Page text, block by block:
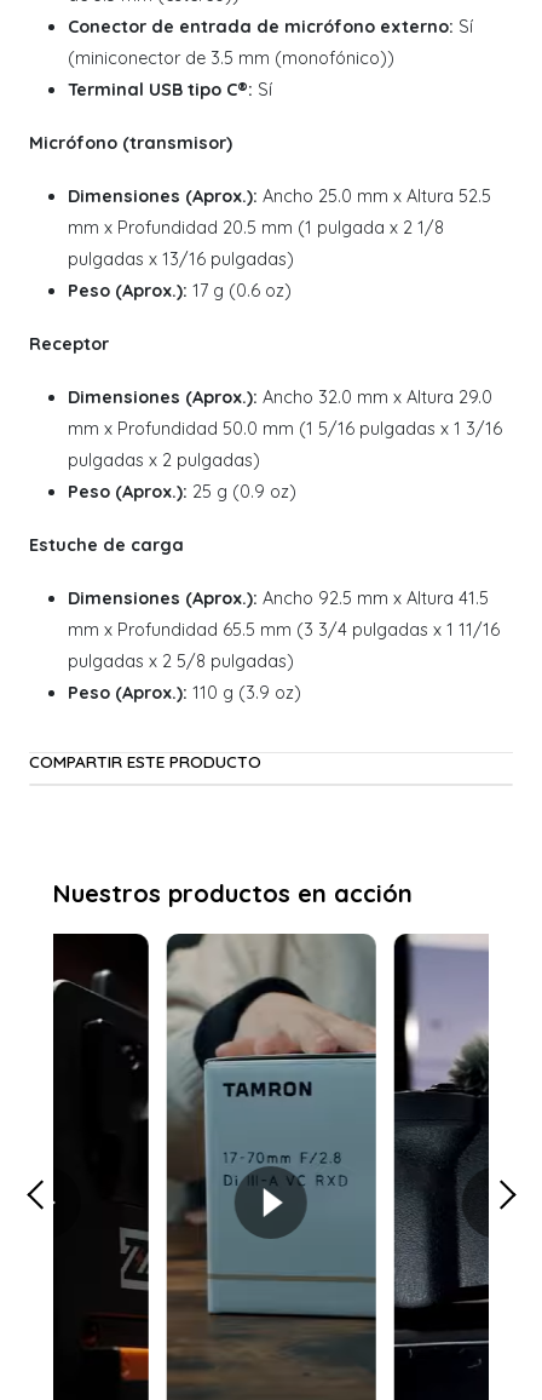
Conector de entrada de micrófono externo: Sí
(miniconector de 3.5 mm (monofónico))
Terminal USB tipo C®: Sí
Micrófono (transmisor)
Dimensiones (Aprox.): Ancho 25.0 mm x Altura 52.5
mm x Profundidad 20.5 mm (1 pulgada x 2 1/8
pulgadas x 13/16 pulgadas)
Peso (Aprox.): 17 g (0.6 oz)
Receptor
Dimensiones (Aprox.): Ancho 32.0 mm x Altura 29.0
mm x Profundidad 50.0 mm (1 5/16 pulgadas x 1 3/16
pulgadas x 2 pulgadas)
Peso (Aprox.): 25 g (0.9 oz)
Estuche de carga
Dimensiones (Aprox.): Ancho 92.5 mm x Altura 41.5
mm x Profundidad 65.5 mm (3 3/4 pulgadas x 1 11/16
pulgadas x 2 5/8 pulgadas)
Peso (Aprox.): 110 g (3.9 oz)
COMPARTIR ESTE PRODUCTO